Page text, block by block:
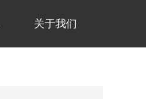
关于我们